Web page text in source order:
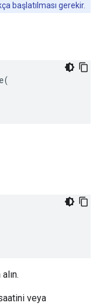
başlatılması gerekir.
(
veya